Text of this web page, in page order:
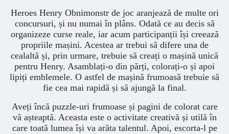
Heroes Henry Obnimonstr de joc aranjează de multe ori
concursuri, și nu numai în plâns. Odată ce au decis să
organizeze curse reale, iar acum participanții își creează
propriile mașini. Acestea ar trebui să difere una de
cealaltă și, prin urmare, trebuie să creați o mașină unică
pentru Henry. Asamblați-o din părți, colorați-o și apoi
lipiți emblemele. O astfel de mașină frumoasă trebuie să
fie cea mai rapidă și să ajungă la final.
Aveți încă puzzle-uri frumoase și pagini de colorat care
vă așteaptă. Aceasta este o activitate creativă și utilă în
care toată lumea își va arăta talentul. Apoi, escorta-l pe